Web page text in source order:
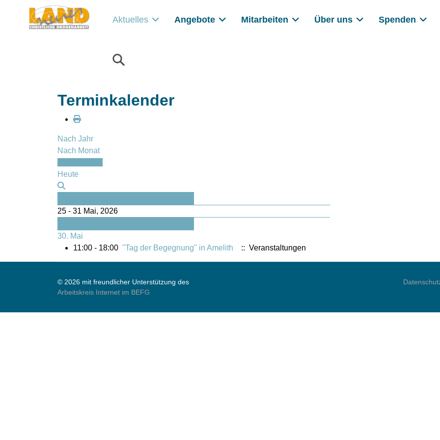
Aktuelles Angebote Mitarbeiten Über uns Spenden
Terminkalender
Nach Jahr
Nach Monat
Heute
25 - 31 Mai, 2026
30. Mai
11:00 - 18:00 "Tag der Begegnung" in Amelith :: Veranstaltungen
© 2026 mit freundlicher Unterstützung des
Arbeitskreis Internet im BEFG